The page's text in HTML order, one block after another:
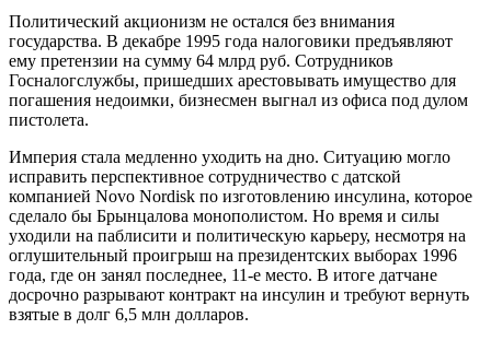
Политический акционизм не остался без внимания
государства. В декабре 1995 года налоговики предъявляют
ему претензии на сумму 64 млрд руб. Сотрудников
Госналогслужбы, пришедших арестовывать имущество для
погашения недоимки, бизнесмен выгнал из офиса под дулом
пистолета.
Империя стала медленно уходить на дно. Ситуацию могло
исправить перспективное сотрудничество с датской
компанией Novo Nordisk по изготовлению инсулина, которое
сделало бы Брынцалова монополистом. Но время и силы
уходили на паблисити и политическую карьеру, несмотря на
оглушительный проигрыш на президентских выборах 1996
года, где он занял последнее, 11-е место. В итоге датчане
досрочно разрывают контракт на инсулин и требуют вернуть
взятые в долг 6,5 млн долларов.